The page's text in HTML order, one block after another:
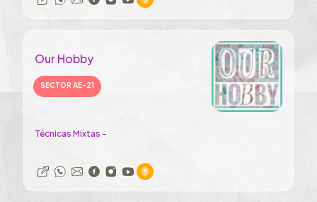
Our Hobby
SECTOR AE-21
Técnicas Mixtas -